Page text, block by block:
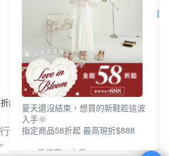
客服
起 】夏天還沒結束，想買的新鞋趁這波
入手🌞
指定商品58折起 最高現折$888
🎉 8月優惠一次看